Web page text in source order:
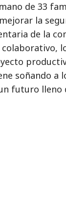
de 33
la
de la
soñando a
futuro lleno